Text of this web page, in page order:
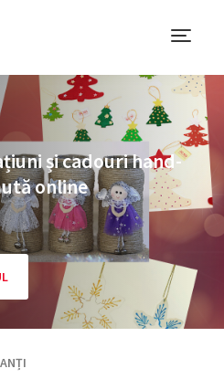
și cadouri hand-
online